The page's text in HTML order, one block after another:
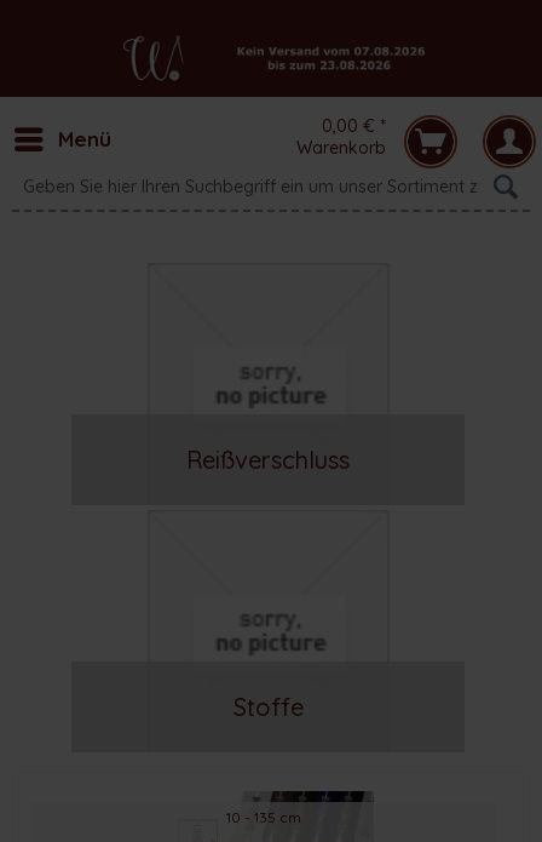
Menü
0,00 € *
Warenkorb
Reißverschluss
Stoffe
10 - 135 cm